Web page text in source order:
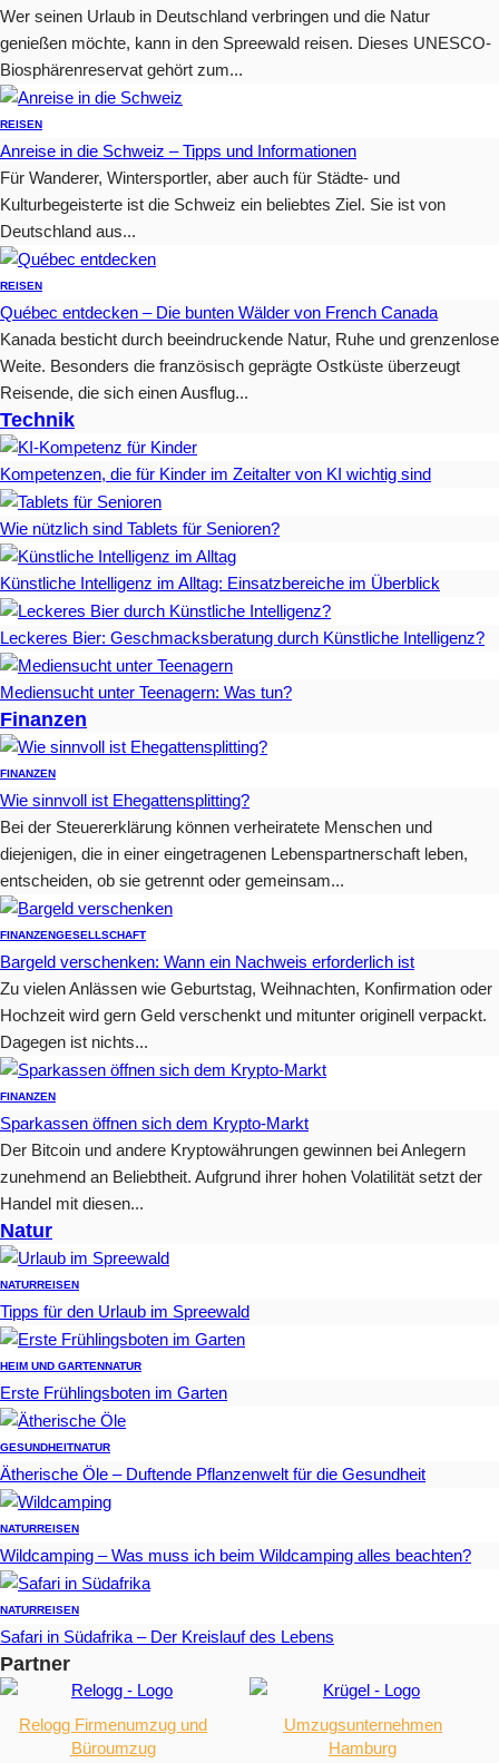
Wer seinen Urlaub in Deutschland verbringen und die Natur
genießen möchte, kann in den Spreewald reisen. Dieses UNESCO-
Biosphärenreservat gehört zum...
REISEN
Anreise in die Schweiz – Tipps und Informationen
Für Wanderer, Wintersportler, aber auch für Städte- und
Kulturbegeisterte ist die Schweiz ein beliebtes Ziel. Sie ist von
Deutschland aus...
REISEN
Québec entdecken – Die bunten Wälder von French Canada
Kanada besticht durch beeindruckende Natur, Ruhe und grenzenlose
Weite. Besonders die französisch geprägte Ostküste überzeugt
Reisende, die sich einen Ausflug...
Technik
Kompetenzen, die für Kinder im Zeitalter von KI wichtig sind
Wie nützlich sind Tablets für Senioren?
Künstliche Intelligenz im Alltag: Einsatzbereiche im Überblick
Leckeres Bier: Geschmacksberatung durch Künstliche Intelligenz?
Mediensucht unter Teenagern: Was tun?
Finanzen
FINANZEN
Wie sinnvoll ist Ehegattensplitting?
Bei der Steuererklärung können verheiratete Menschen und
diejenigen, die in einer eingetragenen Lebenspartnerschaft leben,
entscheiden, ob sie getrennt oder gemeinsam...
FINANZENGESELLSCHAFT
Bargeld verschenken: Wann ein Nachweis erforderlich ist
Zu vielen Anlässen wie Geburtstag, Weihnachten, Konfirmation oder
Hochzeit wird gern Geld verschenkt und mitunter originell verpackt.
Dagegen ist nichts...
FINANZEN
Sparkassen öffnen sich dem Krypto-Markt
Der Bitcoin und andere Kryptowährungen gewinnen bei Anlegern
zunehmend an Beliebtheit. Aufgrund ihrer hohen Volatilität setzt der
Handel mit diesen...
Natur
NATURREISEN
Tipps für den Urlaub im Spreewald
HEIM UND GARTENNATUR
Erste Frühlingsboten im Garten
GESUNDHEITNATUR
Ätherische Öle – Duftende Pflanzenwelt für die Gesundheit
NATURREISEN
Wildcamping – Was muss ich beim Wildcamping alles beachten?
NATURREISEN
Safari in Südafrika – Der Kreislauf des Lebens
Partner
Relogg Firmenumzug und
Büroumzug
Umzugsunternehmen
Hamburg